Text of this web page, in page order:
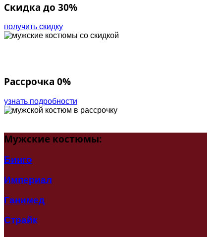
Скидка до 30%
получить скидку
Рассрочка 0%
узнать подробности
Мужские костюмы:
Бинго
Империал
Ганимед
Страйк